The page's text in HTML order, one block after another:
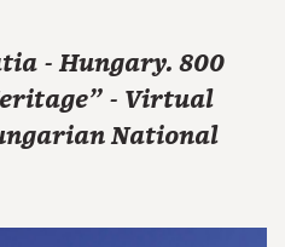
- Hungary. 800
- Virtual
National